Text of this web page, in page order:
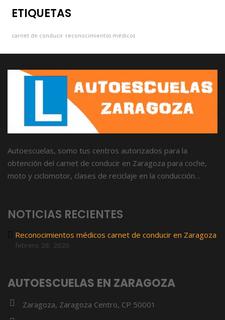
ETIQUETAS
carnet de conducir reconocimientos médicos
Autoescuelas, somo tus centros autorizados para la
obtención del carnet de conducir en Zaragoza para coche,
moto y ciclomotor, clases de reciclaje en la conducción…
NOTICIAS RECIENTES
Reconocimientos médicos carnet de conducir en Zaragoza
febrero 28, 2020
AUTOESCUELAS EN ZARAGOZA
Zaragoza, Zaragoza Centro, CP 50001